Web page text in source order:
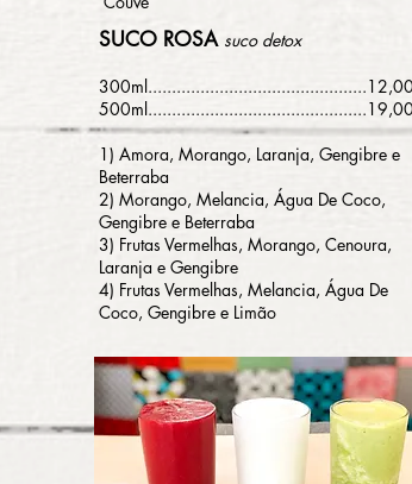
SUCO ROSA suco detox
300ml..............................................12,00
500ml..............................................19,00
1) Amora, Morango, Laranja, Gengibre e
Beterraba
2) Morango, Melancia, Água De Coco,
Gengibre e Beterraba
3) Frutas Vermelhas, Morango, Cenoura,
Laranja e Gengibre
4) Frutas Vermelhas, Melancia, Água De
Coco, Gengibre e Limão